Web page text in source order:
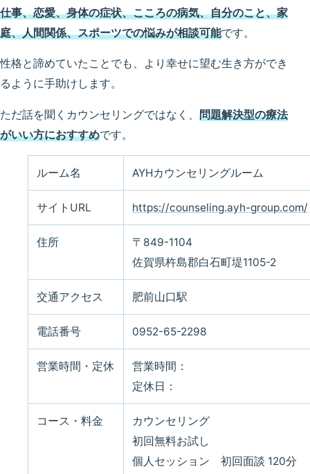
仕事、恋愛、身体の症状、こころの病気、自分のこと、家
庭、人間関係、スポーツでの悩みが相談可能です。
性格と諦めていたことでも、より幸せに望む生き方ができ
るように手助けします。
ただ話を聞くカウンセリングではなく、 問題解決型の療法
がいい方におすすめです。
ルーム名 AYHカウンセリングルーム
サイトURL https://counseling.ayh-group.com/
住所
〒849-1104
佐賀県杵島郡白石町堤1105-2
交通アクセス 肥前山口駅
電話番号 0952-65-2298
営業時間・定休
営業時間：
定休日：
コース・料金
カウンセリング
初回無料お試し
個人セッション 初回面談 120分